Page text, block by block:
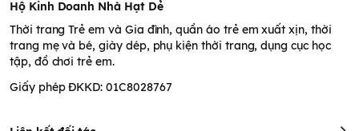
Hộ Kinh Doanh Nhà Hạt Dẻ
Thời trang Trẻ em và Gia đình, quần áo trẻ em xuất xịn, thời
trang mẹ và bé, giày dép, phụ kiện thời trang, dụng cục học
tập, đồ chơi trẻ em.
Giấy phép ĐKKD: 01C8028767